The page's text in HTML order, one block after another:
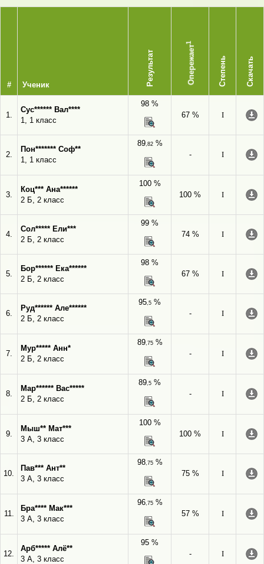
# Ученик Результат Опережает
1
Степень Скачать
1.
Сус****** Вал****
1, 1 класс
98 %
67 %
I
2.
Пон******* Соф**
1, 1 класс
89,82%
-
I
3.
Коц*** Ана******
2 Б, 2 класс
100 %
100 %
I
4.
Сол***** Ели***
2 Б, 2 класс
99 %
74 %
I
5.
Бор****** Ека******
2 Б, 2 класс
98 %
67 %
I
6.
Руд****** Але******
2 Б, 2 класс
95,5 %
-
I
7.
Мур***** Анн*
2 Б, 2 класс
89,75%
-
I
8.
Мар****** Вас*****
2 Б, 2 класс
89,5 %
-
I
9.
Мыш** Мат***
3 А, 3 класс
100 %
100 %
I
10.
Пав*** Ант**
3 А, 3 класс
98,75%
75 %
I
11.
Бра**** Мак***
3 А, 3 класс
96,75%
57 %
I
12.
Арб***** Алё**
3 А, 3 класс
95 %
-
I